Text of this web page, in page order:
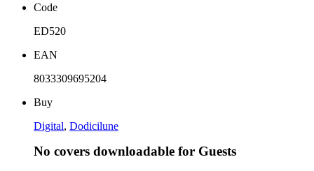
Code
ED520
EAN
8033309695204
Buy
Digital, Dodicilune
No covers downloadable for Guests